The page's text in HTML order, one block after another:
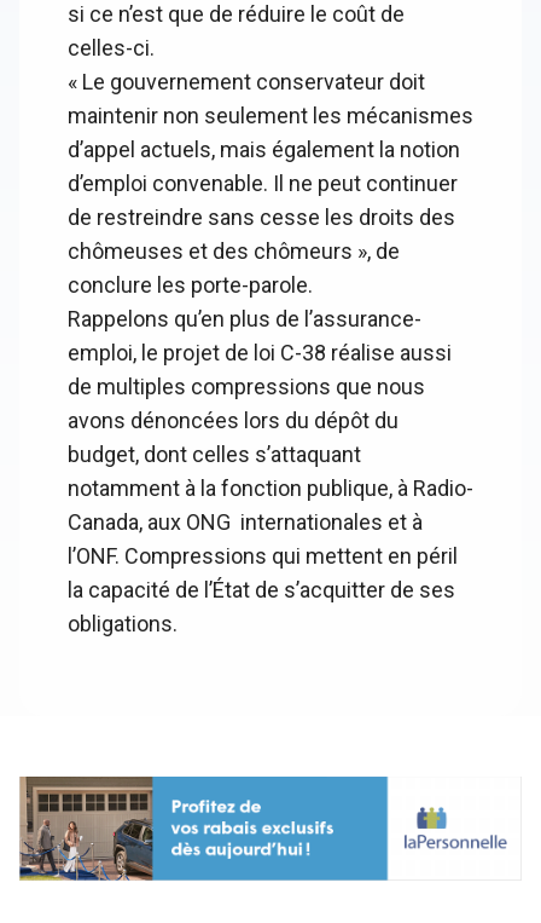
si ce n’est que de réduire le coût de
celles-ci.
« Le gouvernement conservateur doit
maintenir non seulement les mécanismes
d’appel actuels, mais également la notion
d’emploi convenable. Il ne peut continuer
de restreindre sans cesse les droits des
chômeuses et des chômeurs », de
conclure les porte-parole.
Rappelons qu’en plus de l’assurance-
emploi, le projet de loi C-38 réalise aussi
de multiples compressions que nous
avons dénoncées lors du dépôt du
budget, dont celles s’attaquant
notamment à la fonction publique, à Radio-
Canada, aux ONG internationales et à
l’ONF. Compressions qui mettent en péril
la capacité de l’État de s’acquitter de ses
obligations.